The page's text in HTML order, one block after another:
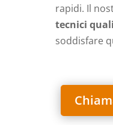
rapidi. Il
tecnici
soddisfare